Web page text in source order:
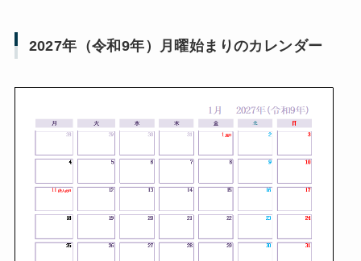
2027年（令和9年）月曜始まりのカレンダー